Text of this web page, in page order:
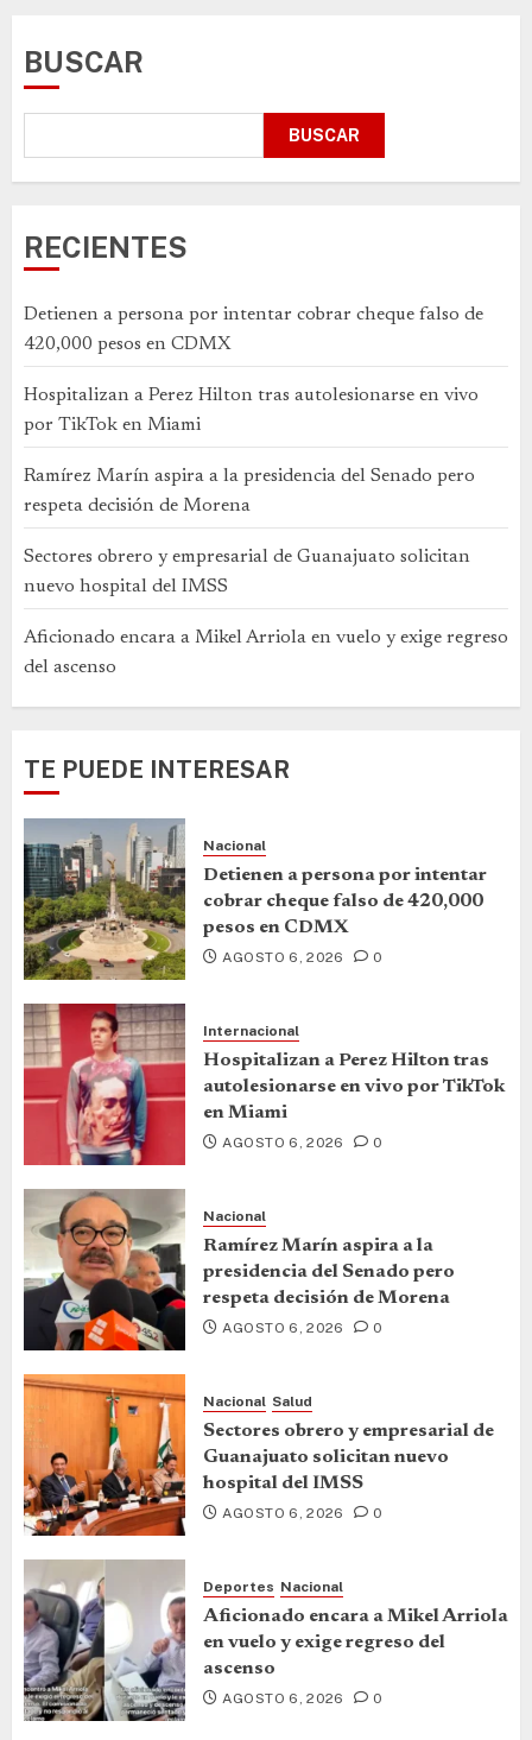
BUSCAR
BUSCAR
RECIENTES
Detienen a persona por intentar cobrar cheque falso de
420,000 pesos en CDMX
Hospitalizan a Perez Hilton tras autolesionarse en vivo
por TikTok en Miami
Ramírez Marín aspira a la presidencia del Senado pero
respeta decisión de Morena
Sectores obrero y empresarial de Guanajuato solicitan
nuevo hospital del IMSS
Aficionado encara a Mikel Arriola en vuelo y exige regreso
del ascenso
TE PUEDE INTERESAR
Nacional
Detienen a persona por intentar
cobrar cheque falso de 420,000
pesos en CDMX
AGOSTO 6, 2026 0
Internacional
Hospitalizan a Perez Hilton tras
autolesionarse en vivo por TikTok
en Miami
AGOSTO 6, 2026 0
Nacional
Ramírez Marín aspira a la
presidencia del Senado pero
respeta decisión de Morena
AGOSTO 6, 2026 0
Nacional Salud
Sectores obrero y empresarial de
Guanajuato solicitan nuevo
hospital del IMSS
AGOSTO 6, 2026 0
Deportes Nacional
Aficionado encara a Mikel Arriola
en vuelo y exige regreso del
ascenso
AGOSTO 6, 2026 0